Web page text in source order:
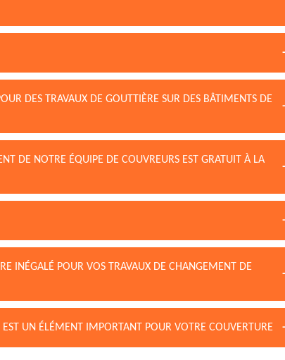
DES TRAVAUX DE GOUTTIÈRE SUR DES BÂTIMENTS DE
DE NOTRE ÉQUIPE DE COUVREURS EST GRATUIT À LA
INÉGALÉ POUR VOS TRAVAUX DE CHANGEMENT DE
UN ÉLÉMENT IMPORTANT POUR VOTRE COUVERTURE